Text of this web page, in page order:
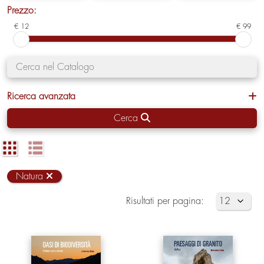
Prezzo:
€ 12 € 99
Ricerca avanzata
Cerca
Natura
Risultati per pagina: